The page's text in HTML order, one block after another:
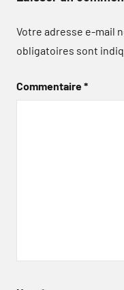
Votre adresse e-mail
obligatoires sont
Commentaire*